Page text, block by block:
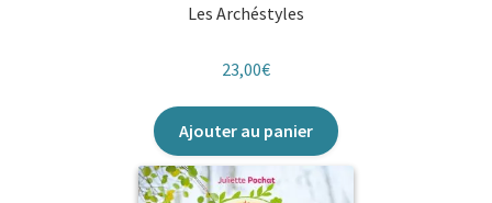
Les Archéstyles
23,00€
Ajouter au panier